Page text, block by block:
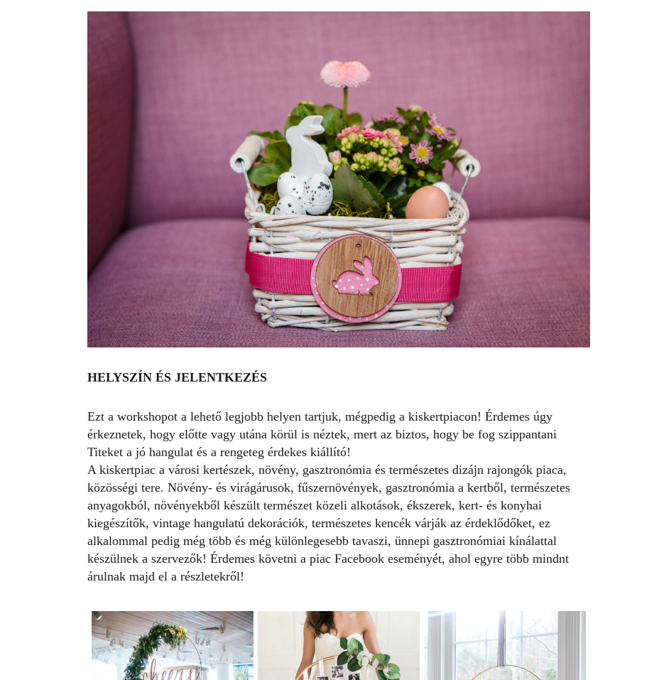
HELYSZÍN ÉS JELENTKEZÉS
Ezt a workshopot a lehető legjobb helyen tartjuk, mégpedig a kiskertpiacon! Érdemes úgy
érkeznetek, hogy előtte vagy utána körül is néztek, mert az biztos, hogy be fog szippantani
Titeket a jó hangulat és a rengeteg érdekes kiállító!
A kiskertpiac a városi kertészek, növény, gasztronómia és természetes dizájn rajongók piaca,
közösségi tere. Növény- és virágárusok, fűszernövények, gasztronómia a kertből, természetes
anyagokból, növényekből készült természet közeli alkotások, ékszerek, kert- és konyhai
kiegészítők, vintage hangulatú dekorációk, természetes kencék várják az érdeklődőket, ez
alkalommal pedig még több és még különlegesebb tavaszi, ünnepi gasztronómiai kínálattal
készülnek a szervezők! Érdemes követni a piac Facebook eseményét, ahol egyre több mindnt
árulnak majd el a részletekről!